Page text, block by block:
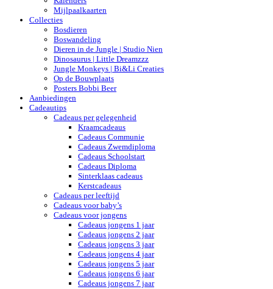
Mijlpaalkaarten
Collecties
Bosdieren
Boswandeling
Dieren in de Jungle | Studio Nien
Dinosaurus | Little Dreamzzz
Jungle Monkeys | Bi&Li Creaties
Op de Bouwplaats
Posters Bobbi Beer
Aanbiedingen
Cadeautips
Cadeaus per gelegenheid
Kraamcadeaus
Cadeaus Communie
Cadeaus Zwemdiploma
Cadeaus Schoolstart
Cadeaus Diploma
Sinterklaas cadeaus
Kerstcadeaus
Cadeaus per leeftijd
Cadeaus voor baby’s
Cadeaus voor jongens
Cadeaus jongens 1 jaar
Cadeaus jongens 2 jaar
Cadeaus jongens 3 jaar
Cadeaus jongens 4 jaar
Cadeaus jongens 5 jaar
Cadeaus jongens 6 jaar
Cadeaus jongens 7 jaar